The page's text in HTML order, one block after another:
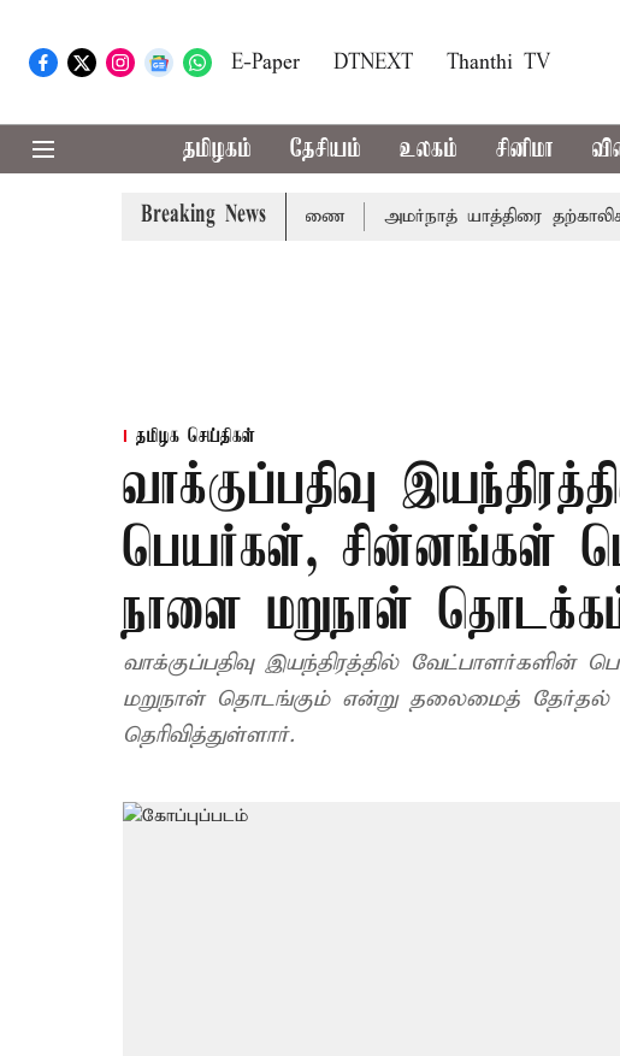
E-Paper DTNEXT Thanthi TV
தமிழகம் தேசியம் உலகம் சினிமா
Breaking News
சுப்ரீம்கோர்ட்டில் விசாரணை அமர்நாத் யாத்திரை தற்காலிகமாக
தமிழக செய்திகள்
வாக்குப்பதிவு
பெயர்கள், சின்னங்கள்
நாளை மறுநாள்
வாக்குப்பதிவு இயந்திரத்தில்
மறுநாள் தொடங்கும் என்று தலைமைத் தேர்தல்
தெரிவித்துள்ளார்.